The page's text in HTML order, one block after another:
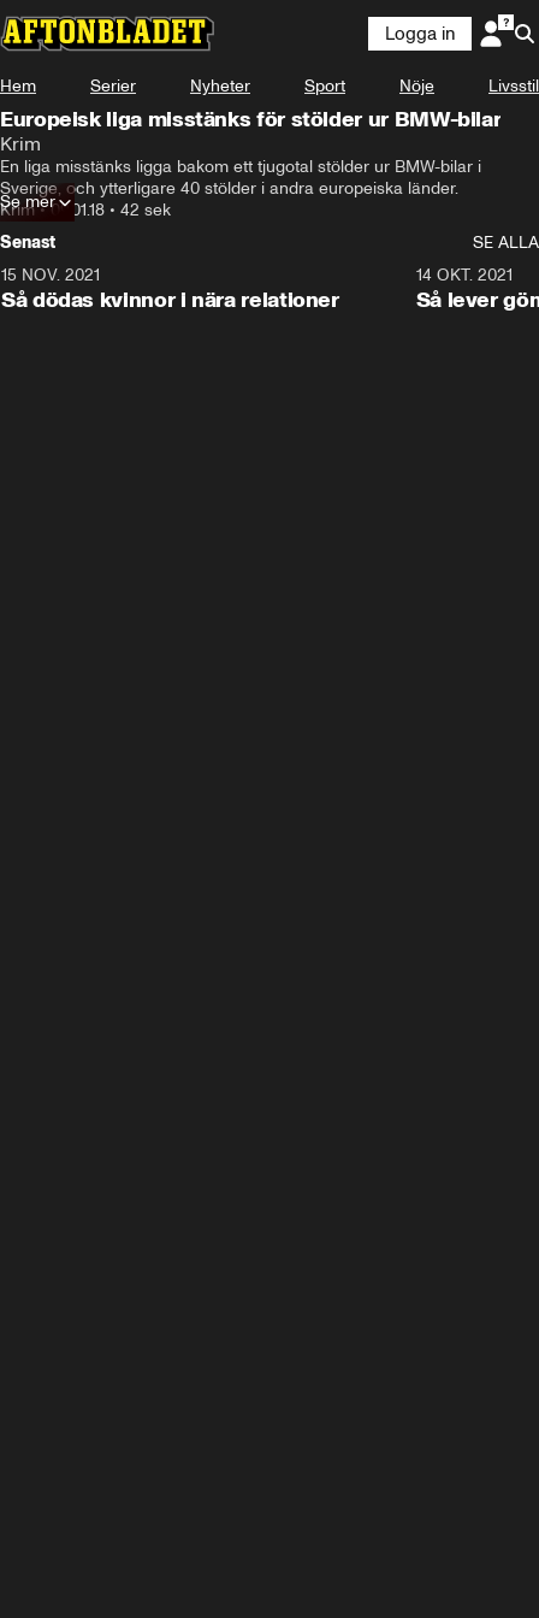
Logga in
Hem Serier Nyheter Sport Nöje Livsstil
Europeisk liga misstänks för stölder ur BMW-bilar
Krim
En liga misstänks ligga bakom ett tjugotal stölder ur BMW-bilar i
Sverige, och ytterligare 40 stölder i andra europeiska länder.
Krim•09.01.18 • 42 sek
Se mer
Senast
SE ALLA
15 NOV. 2021
Så dödas kvinnor i nära relationer
14 OKT. 2021
Så lever